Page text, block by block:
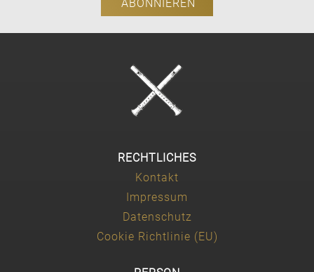
ABONNIEREN
RECHTLICHES
Kontakt
Impressum
Datenschutz
Cookie Richtlinie (EU)